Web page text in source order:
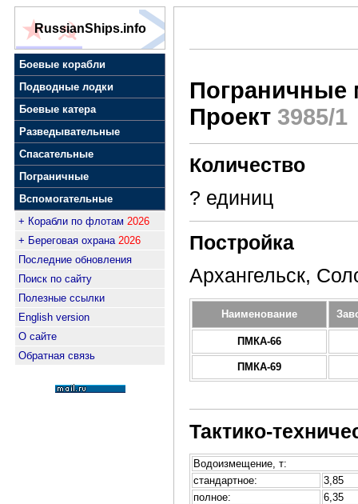
RussianShips.info
Боевые корабли
Подводные лодки
Боевые катера
Разведывательные
Спасательные
Пограничные
Вспомогательные
+ Корабли по флотам 2026
+ Береговая охрана 2026
Последние обновления
Поиск по сайту
Полезные ссылки
English version
О сайте
Обратная связь
Пограничные
Проект 3985/1
Количество
? единиц
Постройка
Архангельск,
Наименование
ПМКА-66
ПМКА-69
Тактико-
Водоизмещение, т:
стандартное:
3,85
полное:
6,35